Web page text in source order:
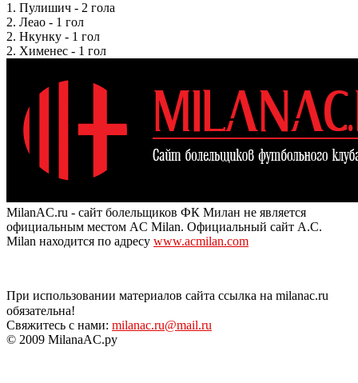
1. Пулишич - 2 гола
2. Леао - 1 гол
2. Нкунку - 1 гол
2. Хименес - 1 гол
MilanAC.ru - сайт болельщиков ФК Милан не является
официальным местом AC Milan. Официальный сайт A.C.
Milan находится по адресу www.acmilan.com
При использовании материалов сайта ссылка на milanac.ru
обязательна!
Свяжитесь с нами: milanac.ru@mail.ru
© 2009 MilanaAC.ру